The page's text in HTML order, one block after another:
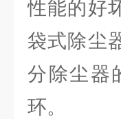
性能的好
袋式除尘
分除尘器
环。